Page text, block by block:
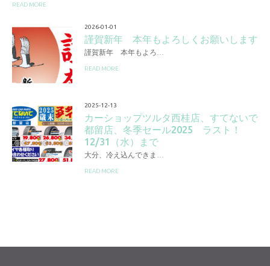
READ MORE
2026-01-01
謹賀新年 本年もよろしくお願いします
謹賀新年 本年もよろ…
READ MORE
2025-12-13
カーショップツルタ西桂店、すてないで
都留店、冬季セール2025 ラスト！
12/31（水）まで
大分、冷え込んできま…
READ MORE